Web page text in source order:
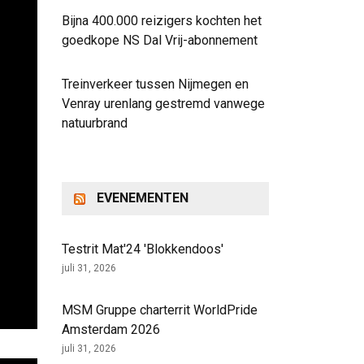
Bijna 400.000 reizigers kochten het
goedkope NS Dal Vrij-abonnement
Treinverkeer tussen Nijmegen en
Venray urenlang gestremd vanwege
natuurbrand
EVENEMENTEN
Testrit Mat'24 'Blokkendoos'
juli 31, 2026
MSM Gruppe charterrit WorldPride
Amsterdam 2026
juli 31, 2026